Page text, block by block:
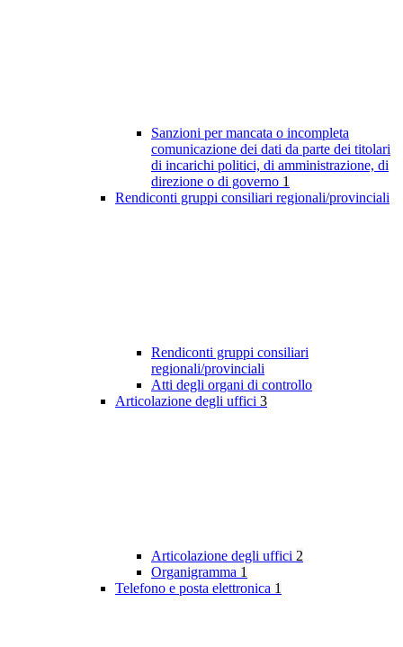
Sanzioni per mancata o incompleta
comunicazione dei dati da parte dei titolari
di incarichi politici, di amministrazione, di
direzione o di governo 1
Rendiconti gruppi consiliari regionali/provinciali
Rendiconti gruppi consiliari
regionali/provinciali
Atti degli organi di controllo
Articolazione degli uffici 3
Articolazione degli uffici 2
Organigramma 1
Telefono e posta elettronica 1